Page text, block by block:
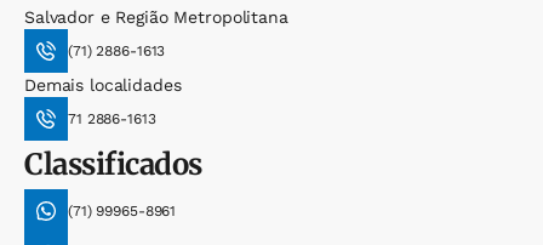
Salvador e Região Metropolitana
(71) 2886-1613
Demais localidades
71 2886-1613
Classificados
(71) 99965-8961